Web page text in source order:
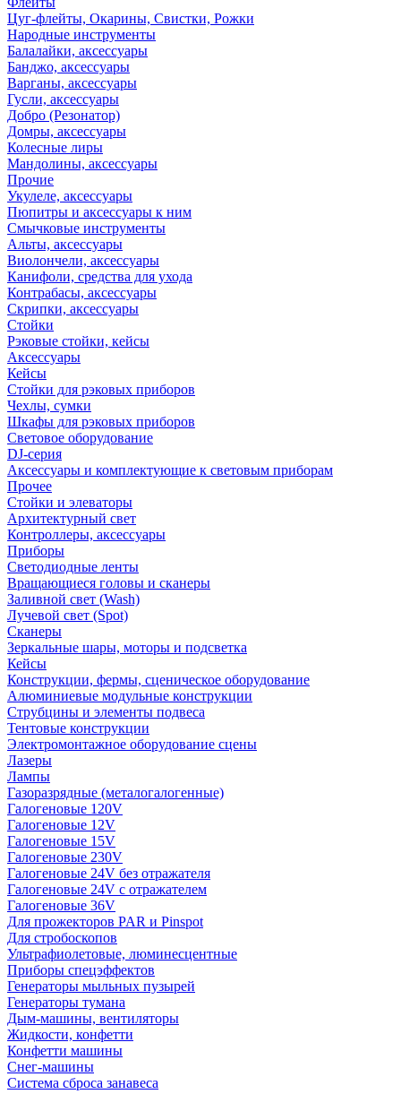
Цуг-флейты, Окарины, Свистки, Рожки
Народные инструменты
Балалайки, аксессуары
Банджо, аксессуары
Варганы, аксессуары
Гусли, аксессуары
Добро (Резонатор)
Домры, аксессуары
Колесные лиры
Мандолины, аксессуары
Прочие
Укулеле, аксессуары
Пюпитры и аксессуары к ним
Смычковые инструменты
Альты, аксессуары
Виолончели, аксессуары
Канифоли, средства для ухода
Контрабасы, аксессуары
Скрипки, аксессуары
Стойки
Рэковые стойки, кейсы
Аксессуары
Кейсы
Стойки для рэковых приборов
Чехлы, сумки
Шкафы для рэковых приборов
Световое оборудование
DJ-серия
Аксессуары и комплектующие к световым приборам
Прочее
Стойки и элеваторы
Архитектурный свет
Контроллеры, аксессуары
Приборы
Светодиодные ленты
Вращающиеся головы и сканеры
Заливной свет (Wash)
Лучевой свет (Spot)
Сканеры
Зеркальные шары, моторы и подсветка
Кейсы
Конструкции, фермы, сценическое оборудование
Алюминиевые модульные конструкции
Струбцины и элементы подвеса
Тентовые конструкции
Электромонтажное оборудование сцены
Лазеры
Лампы
Газоразрядные (металогалогенные)
Галогеновые 120V
Галогеновые 12V
Галогеновые 15V
Галогеновые 230V
Галогеновые 24V без отражателя
Галогеновые 24V с отражателем
Галогеновые 36V
Для прожекторов PAR и Pinspot
Для стробоскопов
Ультрафиолетовые, люминесцентные
Приборы спецэффектов
Генераторы мыльных пузырей
Генераторы тумана
Дым-машины, вентиляторы
Жидкости, конфетти
Конфетти машины
Снег-машины
Система сброса занавеса